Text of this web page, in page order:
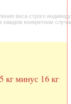
веса строго
каждом конкретном
кг минус 16 кг